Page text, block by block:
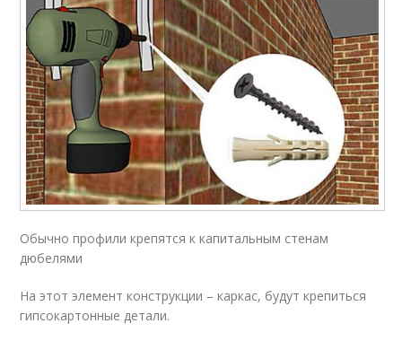
Обычно профили крепятся к капитальным стенам
дюбелями
На этот элемент конструкции – каркас, будут крепиться
гипсокартонные детали.